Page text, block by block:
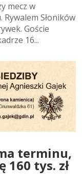
mecz w
Słoników
Goście
16...
terminu,
160 tys. zł